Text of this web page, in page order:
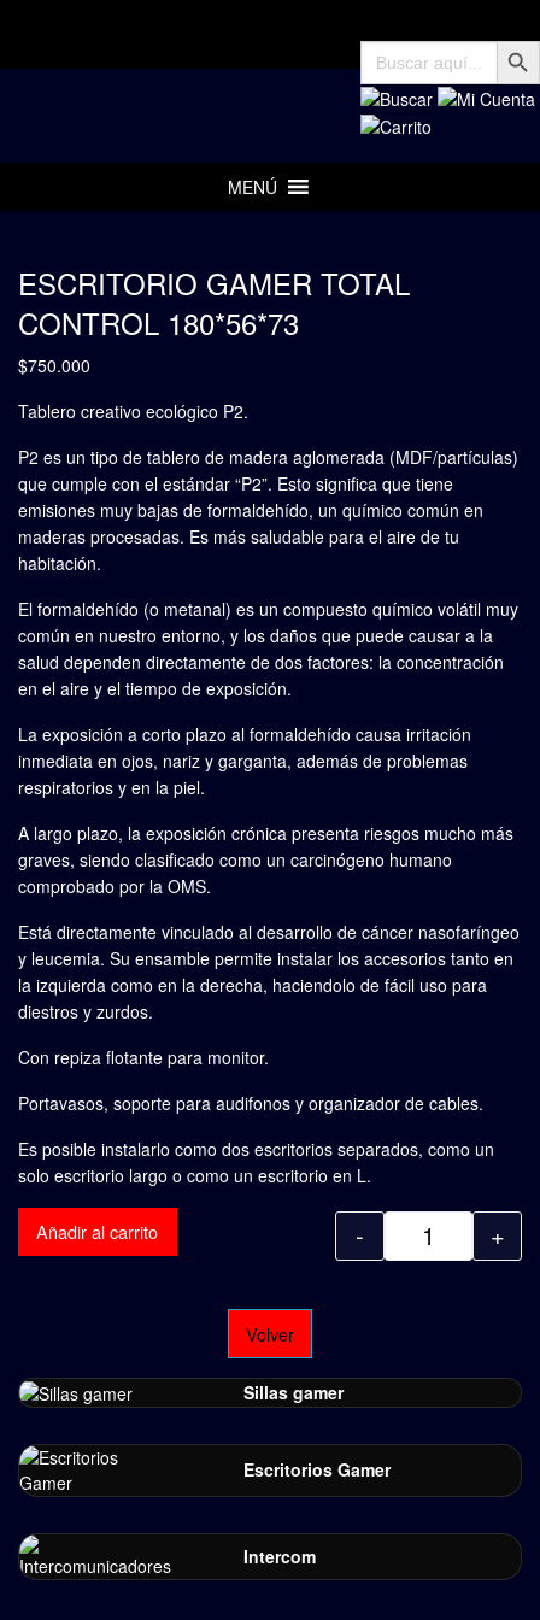
MENÚ
Buscar: Botón de
ESCRITORIO GAMER TOTAL
CONTROL 180*56*73
$750.000
Tablero creativo ecológico P2.
P2 es un tipo de tablero de madera aglomerada (MDF/partículas)
que cumple con el estándar “P2”. Esto significa que tiene
emisiones muy bajas de formaldehído, un químico común en
maderas procesadas. Es más saludable para el aire de tu
habitación.
El formaldehído (o metanal) es un compuesto químico volátil muy
común en nuestro entorno, y los daños que puede causar a la
salud dependen directamente de dos factores: la concentración
en el aire y el tiempo de exposición.
La exposición a corto plazo al formaldehído causa irritación
inmediata en ojos, nariz y garganta, además de problemas
respiratorios y en la piel.
A largo plazo, la exposición crónica presenta riesgos mucho más
graves, siendo clasificado como un carcinógeno humano
comprobado por la OMS.
Está directamente vinculado al desarrollo de cáncer nasofaríngeo
y leucemia. Su ensamble permite instalar los accesorios tanto en
la izquierda como en la derecha, haciendolo de fácil uso para
diestros y zurdos.
Con repiza flotante para monitor.
Portavasos, soporte para audifonos y organizador de cables.
Es posible instalarlo como dos escritorios separados, como un
solo escritorio largo o como un escritorio en L.
Quantity
- +
Añadir al carrito
Volver
Sillas gamer
Escritorios Gamer
Intercom